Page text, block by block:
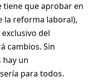
tiene que aprobar en
la reforma laboral),
del
cambios. Sin
un
para todos.